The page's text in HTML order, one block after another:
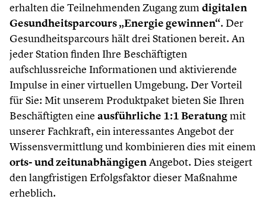
erhalten die Teilnehmenden Zugang zumdigitalen
Gesundheitsparcours „Energie gewinnen“. Der
Gesundheitsparcours hält drei Stationen bereit. An
jeder Station finden Ihre Beschäftigten
aufschlussreiche Informationen und aktivierende
Impulse in einer virtuellen Umgebung. Der Vorteil
für Sie: Mit unserem Produktpaket bieten Sie Ihren
Beschäftigten eine ausführliche 1:1 Beratungmit
unserer Fachkraft, ein interessantes Angebot der
Wissensvermittlung und kombinieren dies mit einem
orts- und zeitunabhängigenAngebot. Dies steigert
den langfristigen Erfolgsfaktor dieser Maßnahme
erheblich.